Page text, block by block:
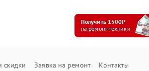
Получить 1500₽
на ремонт техники
скидки Заявка на ремонт Контакты